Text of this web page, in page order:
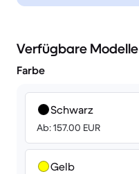
Verfügbare Modelle
Farbe
Schwarz
Ab: 157.00 EUR
Gelb